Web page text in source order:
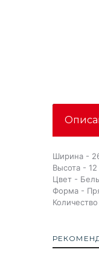
Ширина -
Высота -
Цвет -
Форма -